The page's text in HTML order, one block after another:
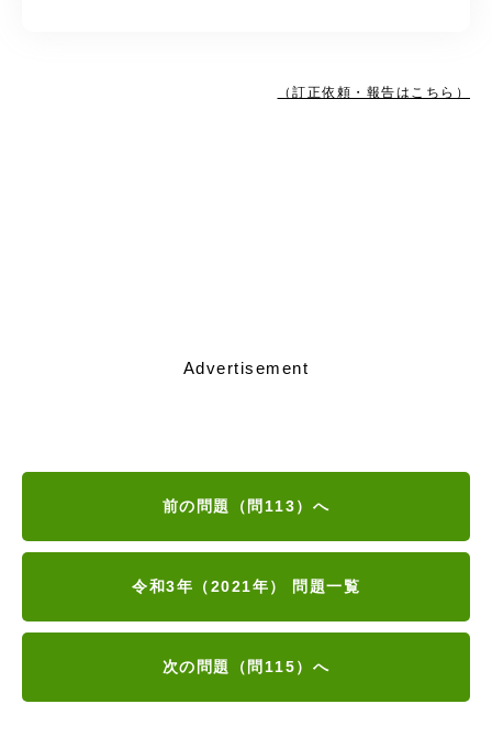
（訂正依頼・報告はこちら）
Advertisement
前の問題（問113）へ
令和3年（2021年） 問題一覧
次の問題（問115）へ